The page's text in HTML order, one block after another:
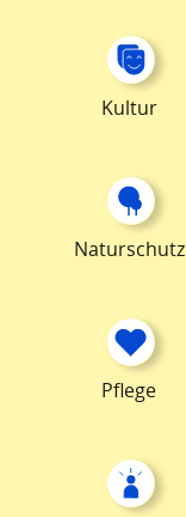
Kultur
Naturschutz
Pflege